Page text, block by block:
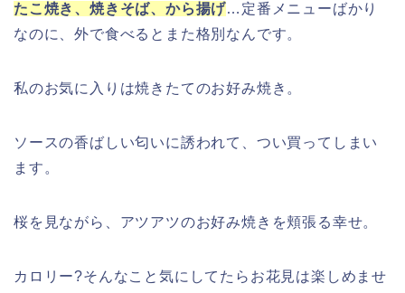
熊谷桜祭り(花見)2026の屋台(出店)の
時間はいつまで?ライトアップも!
福井桜祭り2026の屋台は何時まで(い
当?美味しくなった噂も調査!
たこ焼き、焼きそば、から揚げ…定番メニューばかり
なのに、外で食べるとまた格別なんです。
私のお気に入りは焼きたてのお好み焼き。
ソースの香ばしい匂いに誘われて、つい買ってしまい
ます。
桜を見ながら、アツアツのお好み焼きを頬張る幸せ。
カロリー?そんなこと気にしてたらお花見は楽しめませ